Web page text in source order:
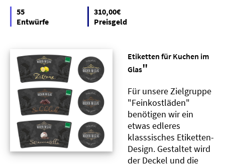
55
Entwürfe
310,00€
Preisgeld
Etiketten für Kuchen im
Glas"
Für unsere Zielgruppe
"Feinkostläden"
benötigen wir ein
etwas edleres
klasssisches Etiketten-
Design. Gestaltet wird
der Deckel und die